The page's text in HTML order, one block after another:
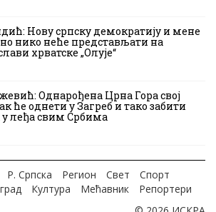
Нову српску демократију и мене
нико неће представљати на
хрватске „Олује“
Однарођена Црна Гора свој
ће однети у Загреб и тако забити
леђа свим Србима
Р. Српска Регион Свет
Спорт
Култура Мећавник
Репортери